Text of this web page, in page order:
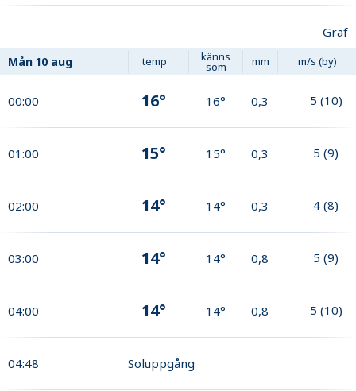
Graf
Mån 10 aug temp känns
som mm m/s (by)
00:00 16° 16° 0,3 5 (10)
01:00 15° 15° 0,3 5 (9)
02:00 14° 14° 0,3 4 (8)
03:00 14° 14° 0,8 5 (9)
04:00 14° 14° 0,8 5 (10)
04:48 Soluppgång